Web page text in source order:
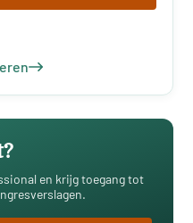
en krijg toegang tot